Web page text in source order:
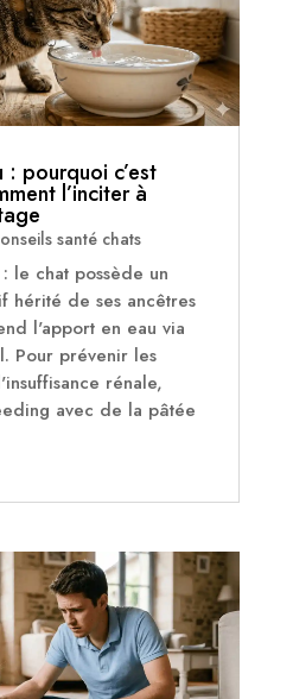
pourquoi c’est
l’inciter à
santé chats
le chat possède un
hérité de ses ancêtres
l'apport en eau via
Pour prévenir les
rénale,
avec de la pâtée